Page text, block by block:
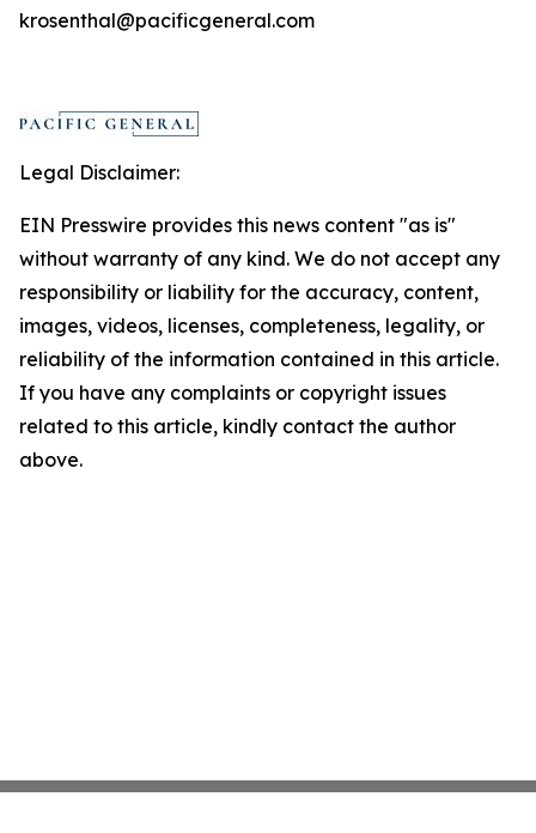
krosenthal@pacificgeneral.com
Legal Disclaimer:
EIN Presswire provides this news content "as is"
without warranty of any kind. We do not accept any
responsibility or liability for the accuracy, content,
images, videos, licenses, completeness, legality, or
reliability of the information contained in this article.
If you have any complaints or copyright issues
related to this article, kindly contact the author
above.